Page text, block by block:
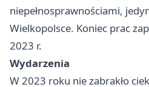
niepełnosprawnościami,
Wielkopolsce. Koniec prac
2023 r.
Wydarzenia
W 2023 roku nie zabrakło